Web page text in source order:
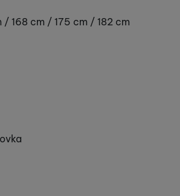
/ 168 cm / 175 cm / 182 cm
lyže spadá svými vlastnostmi.